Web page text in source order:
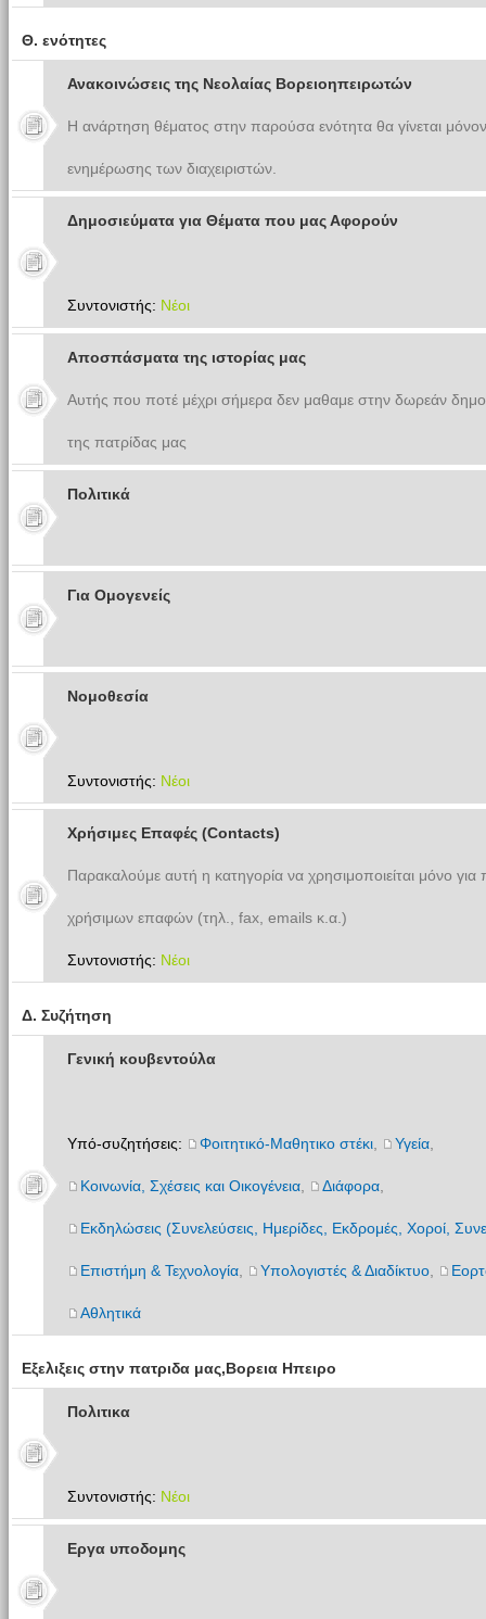
Θ. ενότητες
Ανακοινώσεις της Νεολαίας Βορειοηπειρωτών
Η ανάρτηση θέματος στην παρούσα ενότητα θα γίνεται
ενημέρωσης των διαχειριστών.
Δημοσιεύματα για Θέματα που μας Αφορούν
Συντονιστής: Νέοι
Αποσπάσματα της ιστορίας μας
Αυτής που ποτέ μέχρι σήμερα δεν μαθαμε στην δωρεάν
της πατρίδας μας
Πολιτικά
Για Ομογενείς
Νομοθεσία
Συντονιστής: Νέοι
Χρήσιμες Επαφές (Contacts)
Παρακαλούμε αυτή η κατηγορία να χρησιμοποιείται μόνο
χρήσιμων επαφών (τηλ., fax, emails κ.α.)
Συντονιστής: Νέοι
Δ. Συζήτηση
Γενική κουβεντούλα
Υπό-συζητήσεις: Φοιτητικό-Μαθητικο στέκι, Υγεία,
Κοινωνία, Σχέσεις και Οικογένεια, Διάφορα,
Εκδηλώσεις (Συνελεύσεις, Ημερίδες, Εκδρομές, Χοροί,
Επιστήμη & Τεχνολογία, Υπολογιστές & Διαδίκτυο,
Αθλητικά
Εξελιξεις στην πατριδα μας,Βορεια Ηπειρο
Πολιτικα
Συντονιστής: Νέοι
Εργα υποδομης